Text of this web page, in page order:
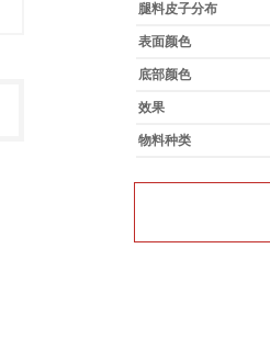
腿料皮子分布
表面颜色
底部颜色
效果
物料种类